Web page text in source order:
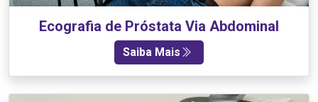
Ecografia de Próstata Via Abdominal
Saiba Mais